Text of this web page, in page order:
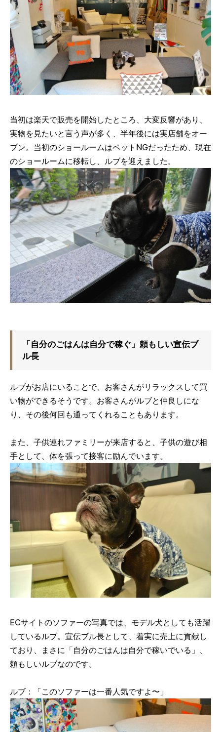
当初は楽天で販売を開始したところ、大変反響があり、
実物を見たいと言う声が多く、半年後には実店舗をオー
プン。当初のショールームはペットNGだったため、現在
のショールームに移転し、ルブを迎えました。
「自分のごはんは自分で稼ぐ」頼もしい宣伝ブ
ル長
ルブがお店にいることで、お客さんがリラックスして買
い物ができるそうです。お客さんがルブと仲良しにな
り、その後何回も通ってくれることもあります。
また、子供連れファミリーが来店すると、子供の遊び相
手として、体を張って接客に励んでいます。
ECサイトのソファーの写真では、モデル犬としても活躍
しているルブ。宣伝ブル長として、着実に売上に貢献し
ており、まさに「自分のごはんは自分で稼いでいる」、
頼もしいルブなのです。
ルブ：「このソファーは一番人気ですよ〜」